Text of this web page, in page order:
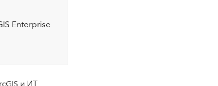
Enterprise
и ИТ